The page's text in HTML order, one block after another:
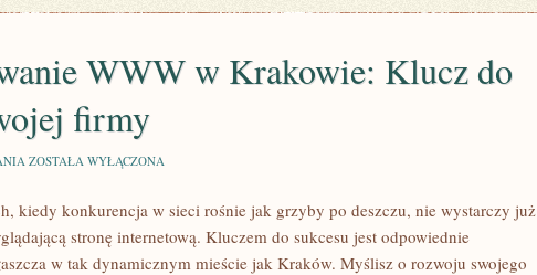
WWW w Krakowie: Klucz do
firmy
POZYCJONOWANIE
KRAKOWIE:
KLUCZ
DO
SUKCESU
ZOSTAŁA WYŁĄCZONA
kiedy konkurencja w sieci rośnie jak grzyby po deszczu, nie wystarczy już
stronę internetową. Kluczem do sukcesu jest odpowiednie
w tak dynamicznym mieście jak Kraków. Myślisz o rozwoju swojego